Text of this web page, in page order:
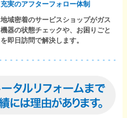
充実のアフターフォロー体制
地域密着のサービスショップがガス
機器の状態チェックや、お困りごと
を即日訪問で解決します。